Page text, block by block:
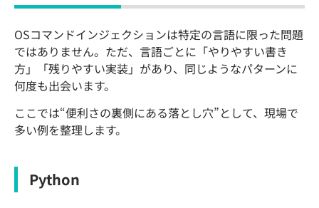
OSコマンドインジェクションは特定の言語に限った問題
ではありません。ただ、言語ごとに「やりやすい書き
方」「残りやすい実装」があり、同じようなパターンに
何度も出会います。
ここでは“便利さの裏側にある落とし穴”として、現場で
多い例を整理します。
Python